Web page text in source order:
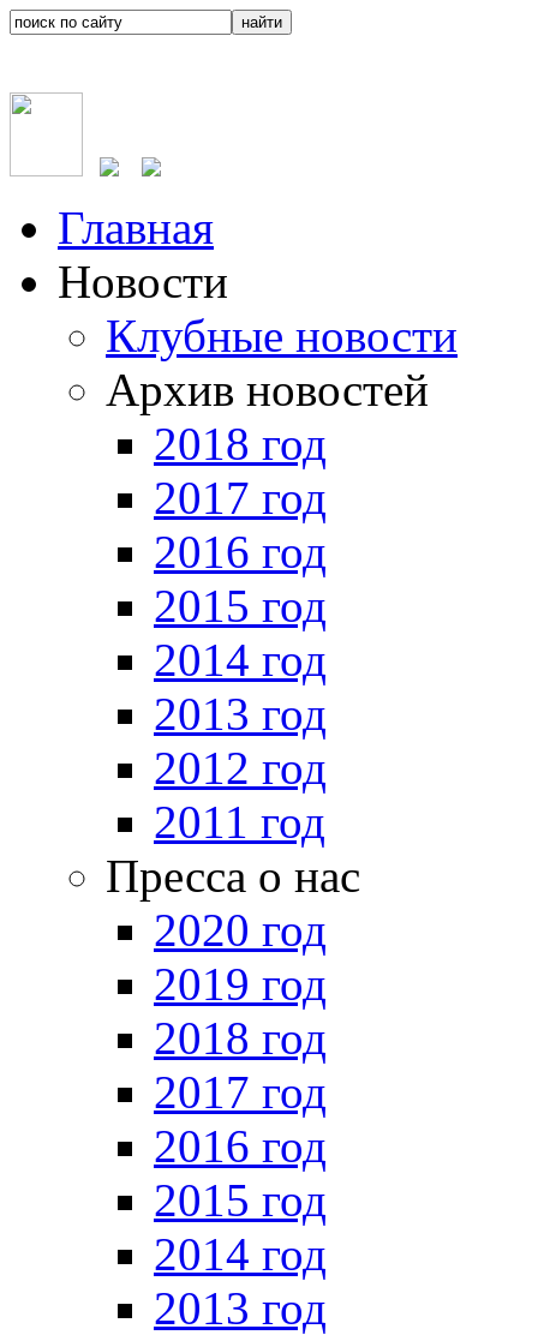
Главная
Новости
Клубные новости
Архив новостей
2018 год
2017 год
2016 год
2015 год
2014 год
2013 год
2012 год
2011 год
Пресса о нас
2020 год
2019 год
2018 год
2017 год
2016 год
2015 год
2014 год
2013 год